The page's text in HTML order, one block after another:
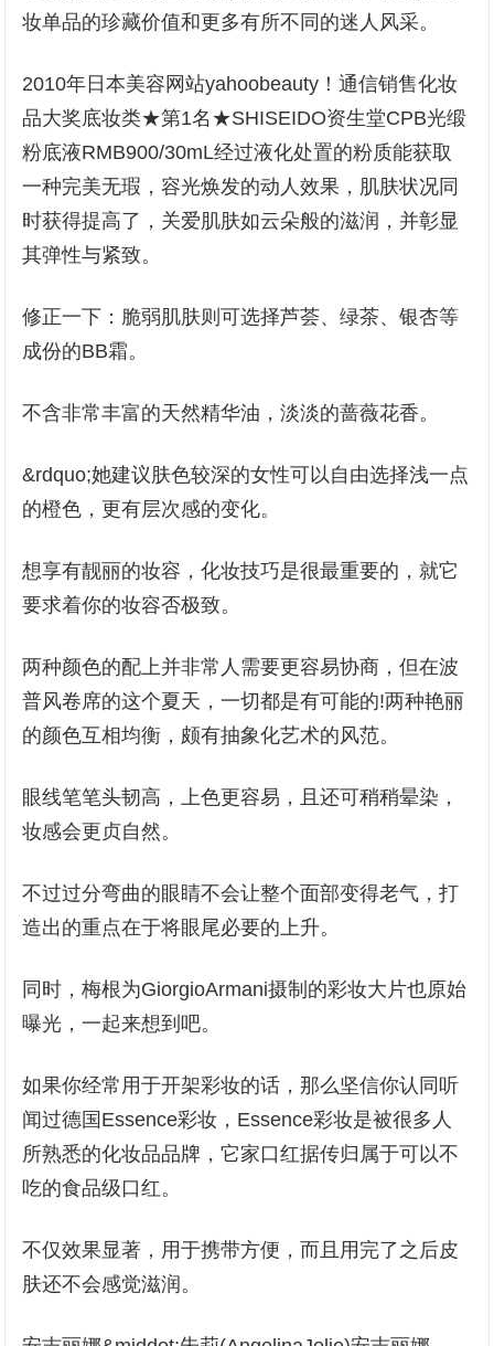
妆单品的珍藏价值和更多有所不同的迷人风采。
2010年日本美容网站yahoobeauty！通信销售化妆
品大奖底妆类★第1名★SHISEIDO资生堂CPB光缎
粉底液RMB900/30mL经过液化处置的粉质能获取
一种完美无瑕，容光焕发的动人效果，肌肤状况同
时获得提高了，关爱肌肤如云朵般的滋润，并彰显
其弹性与紧致。
修正一下：脆弱肌肤则可选择芦荟、绿茶、银杏等
成份的BB霜。
不含非常丰富的天然精华油，淡淡的蔷薇花香。
&rdquo;她建议肤色较深的女性可以自由选择浅一点
的橙色，更有层次感的变化。
想享有靓丽的妆容，化妆技巧是很最重要的，就它
要求着你的妆容否极致。
两种颜色的配上并非常人需要更容易协商，但在波
普风卷席的这个夏天，一切都是有可能的!两种艳丽
的颜色互相均衡，颇有抽象化艺术的风范。
眼线笔笔头韧高，上色更容易，且还可稍稍晕染，
妆感会更贞自然。
不过过分弯曲的眼睛不会让整个面部变得老气，打
造出的重点在于将眼尾必要的上升。
同时，梅根为GiorgioArmani摄制的彩妆大片也原始
曝光，一起来想到吧。
如果你经常用于开架彩妆的话，那么坚信你认同听
闻过德国Essence彩妆，Essence彩妆是被很多人
所熟悉的化妆品品牌，它家口红据传归属于可以不
吃的食品级口红。
不仅效果显著，用于携带方便，而且用完了之后皮
肤还不会感觉滋润。